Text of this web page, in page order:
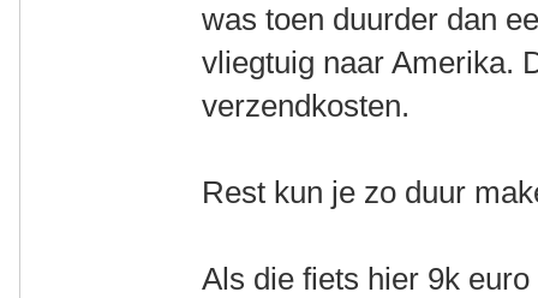
was toen duurder dan
vliegtuig naar Amerika.
verzendkosten.
Rest kun je zo duur
Als die fiets hier 9k